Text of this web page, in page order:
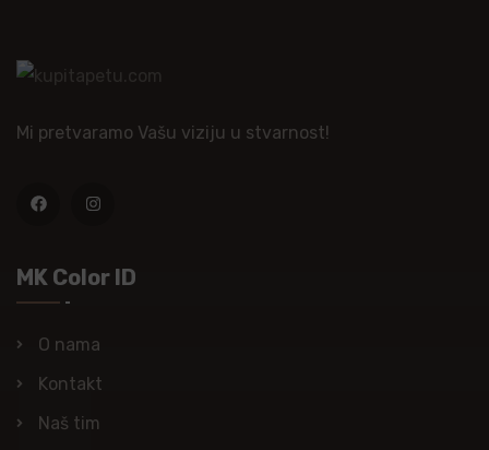
Mi pretvaramo Vašu viziju u stvarnost!
MK Color ID
O nama
Kontakt
Naš tim